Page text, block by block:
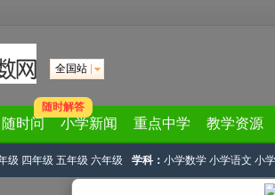
全国站
随时问
随时解答
小学新闻 重点中学 教学资源
级 四年级 五年级 六年级 学科： 小学数学 小学语文 小